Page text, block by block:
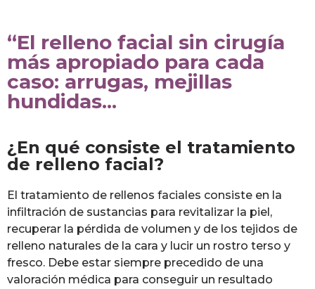
“El relleno facial sin cirugía
más apropiado para cada
caso: arrugas, mejillas
hundidas...
¿En qué consiste el tratamiento
de relleno facial?
El tratamiento de rellenos faciales consiste en la
infiltración de sustancias para revitalizar la piel,
recuperar la pérdida de volumen y de los tejidos de
relleno naturales de la cara y lucir un rostro terso y
fresco. Debe estar siempre precedido de una
valoración médica para conseguir un resultado